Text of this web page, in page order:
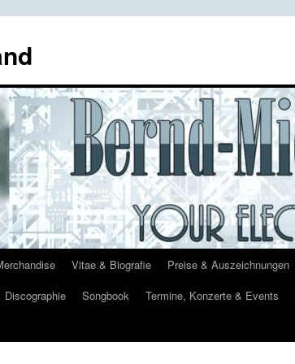
Vitae & Biografie Preise & Auszeichnungen
Discographie Songbook Termine, Konzerte & Events